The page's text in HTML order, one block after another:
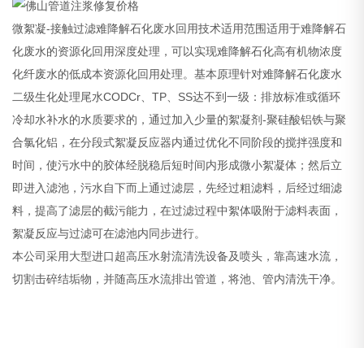
微絮凝-接触过滤难降解石化废水回用技术适用范围适用于难降解石
化废水的资源化回用深度处理，可以实现难降解石化高有机物浓度
化纤废水的低成本资源化回用处理。基本原理针对难降解石化废水
二级生化处理尾水CODCr、TP、SS达不到一级：排放标准或循环
冷却水补水的水质要求的，通过加入少量的絮凝剂-聚硅酸铝铁与聚
合氯化铝，在分段式絮凝反应器内通过优化不同阶段的搅拌强度和
时间，使污水中的胶体经脱稳后短时间内形成微小絮凝体；然后立
即进入滤池，污水自下而上通过滤层，先经过粗滤料，后经过细滤
料，提高了滤层的截污能力，在过滤过程中絮体吸附于滤料表面，
絮凝反应与过滤可在滤池内同步进行。
本公司采用大型进口超高压水射流清洗设备及喷头，靠高速水流，
切割击碎结垢物，并随高压水流排出管道，将池、管内清洗干净。